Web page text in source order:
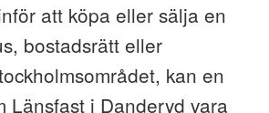
att köpa eller sälja en
bostadsrätt eller
kan en
Länsfast i Danderyd vara